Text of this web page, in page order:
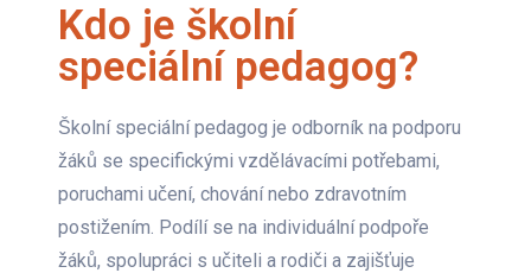
Kdo je školní
speciální pedagog?
Školní speciální pedagog je odborník na podporu
žáků se specifickými vzdělávacími potřebami,
poruchami učení, chování nebo zdravotním
postižením. Podílí se na individuální podpoře
žáků, spolupráci s učiteli a rodiči a zajišťuje